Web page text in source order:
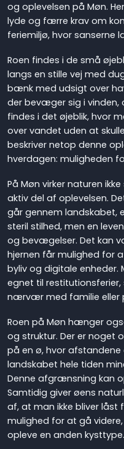
og oplevelsen på Møn.
lyde og færre krav om
feriemiljø, hvor sanserne
Roen findes i de små
langs en stille vej med
bænk med udsigt over
der bevæger sig i vinden,
findes i det øjeblik, hvor
over vandet uden at
beskriver netop denne
hverdagen: muligheden
På Møn virker naturen
aktiv del af oplevelsen.
går gennem landskabet,
steril stilhed, men en
og bevægelser. Det kan
hjernen får mulighed for
byliv og digitale
egnet til restitutionsferier,
nærvær med familie eller
Roen på Møn hænger
og struktur. Der er noget
på en ø, hvor
landskabet hele tiden
Denne afgrænsning kan
Samtidig giver øens
af, at man ikke bliver låst
mulighed for at gå
opleve en anden kysttype.